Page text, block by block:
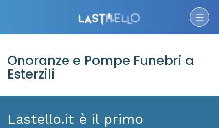
Onoranze e Pompe Funebri a
Esterzili
Lastello.it è il primo